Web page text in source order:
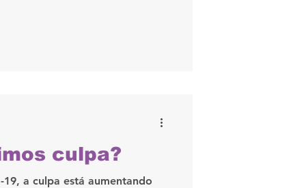
culpa?
a culpa está aumentando